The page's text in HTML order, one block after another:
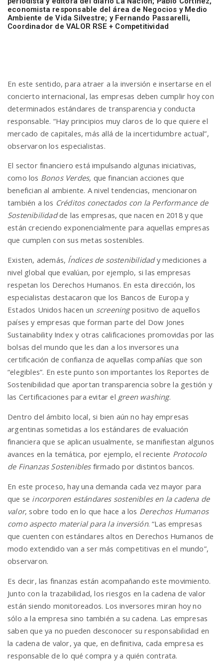
economista responsable del área de Negocios y Medio
Ambiente de Vida Silvestre; y Fernando Passarelli,
Coordinador de VALOR RSE + Competitividad
En este sentido, para atraer a la inversión e insertarse en el
concierto internacional, las empresas deben cumplir hoy con
determinados estándares de transparencia y conducta
responsable. “Hay principios muy claros de lo que quiere el
mercado de capitales, más allá de la incertidumbre actual”,
observaron los especialistas.
El sector financiero está impulsando algunas iniciativas,
como los Bonos Verdes, que financian acciones que
benefician al ambiente. A nivel tendencias, mencionaron
también a los Créditos conectados con la Performance de
Sostenibilidadde las empresas, que nacen en 2018 y que
están creciendo exponencialmente para aquellas empresas
que cumplen con sus metas sostenibles.
Existen, además, Índices de sostenibilidady mediciones a
nivel global que evalúan, por ejemplo, si las empresas
respetan los Derechos Humanos. En esta dirección, los
especialistas destacaron que los Bancos de Europa y
Estados Unidos hacen un screeningpositivo de aquellos
países y empresas que forman parte del Dow Jones
Sustainability Index y otras calificaciones promovidas por las
bolsas del mundo que les dan a los inversores una
certificación de confianza de aquellas compañías que son
“elegibles”. En este punto son importantes los Reportes de
Sostenibilidad que aportan transparencia sobre la gestión y
las Certificaciones para evitar el green washing.
Dentro del ámbito local, si bien aún no hay empresas
argentinas sometidas a los estándares de evaluación
financiera que se aplican usualmente, se manifiestan algunos
avances en la temática, por ejemplo, el reciente Protocolo
de Finanzas Sosteniblesfirmado por distintos bancos.
En este proceso, hay una demanda cada vez mayor para
que se incorporen estándares sostenibles en la cadena de
valor, sobre todo en lo que hace a los Derechos Humanos
como aspecto material para la inversión. “Las empresas
que cuenten con estándares altos en Derechos Humanos de
modo extendido van a ser más competitivas en el mundo”,
observaron.
Es decir, las finanzas están acompañando este movimiento.
Junto con la trazabilidad, los riesgos en la cadena de valor
están siendo monitoreados. Los inversores miran hoy no
sólo a la empresa sino también a su cadena. Las empresas
saben que ya no pueden desconocer su responsabilidad en
la cadena de valor, ya que, en definitiva, cada empresa es
responsable de lo qué compra y a quién contrata.